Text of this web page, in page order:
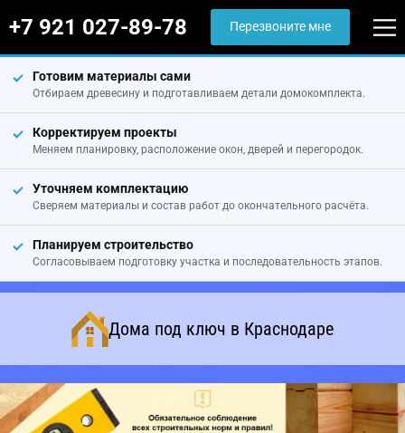
+7 921 027-89-78 Перезвоните мне
Готовим материалы сами
Отбираем древесину и подготавливаем детали домокомплекта.
Корректируем проекты
Меняем планировку, расположение окон, дверей и перегородок.
Уточняем комплектацию
Сверяем материалы и состав работ до окончательного расчёта.
Планируем строительство
Согласовываем подготовку участка и последовательность этапов.
Дома под ключ в Краснодаре